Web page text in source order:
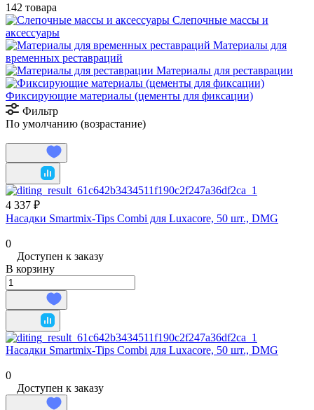
142 товара
Слепочные массы и
аксессуары
Материалы для
временных реставраций
Материалы для реставрации
Фиксирующие материалы (цементы для фиксации)
Фильтр
По умолчанию (возрастание)
4 337 ₽
Насадки Smartmix‑Tips Combi для Luxacore, 50 шт., DMG
0
Доступен к заказу
В корзину
Насадки Smartmix‑Tips Combi для Luxacore, 50 шт., DMG
0
Доступен к заказу